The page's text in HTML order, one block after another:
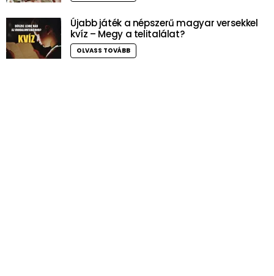
Újabb játék a népszerű magyar versekkel
kvíz – Megy a telitalálat?
OLVASS TOVÁBB